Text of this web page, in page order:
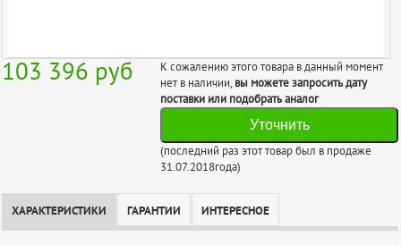
103 396 руб
К сожалению этого товара в данный момент
нет в наличии,вы можете запросить дату
поставки или подобрать аналог
Уточнить
(последний раз этот товар был в продаже
31.07.2018года)
ХАРАКТЕРИСТИКИ ГАРАНТИИ ИНТЕРЕСНОЕ